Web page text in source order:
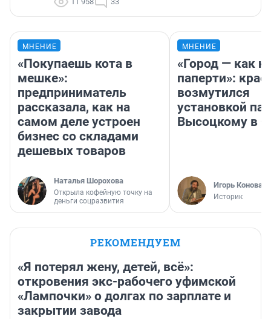
МНЕНИЕ
«Покупаешь кота в
мешке»:
предприниматель
рассказала, как на
самом деле устроен
бизнес со складами
дешевых товаров
Наталья Шорохова
Открыла кофейную точку на
деньги соцразвития
МНЕНИЕ
«Город — как
паперти»:
возмутился
установкой
Высоцкому в
Игорь
Историк
РЕКОМЕНДУЕМ
«Я потерял жену, детей, всё»:
откровения экс-рабочего уфимской
«Лампочки» о долгах по зарплате и
закрытии завода